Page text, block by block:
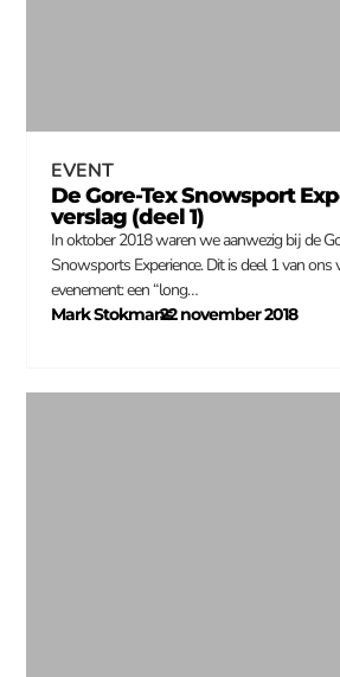
EVENT
De Gore-Tex Snowsport
verslag (deel 1)
In oktober 2018 waren we aanwezig bij de
Snowsports Experience. Dit is deel 1 van ons
evenement: een “long…
Mark Stokmans
–
22 november 2018